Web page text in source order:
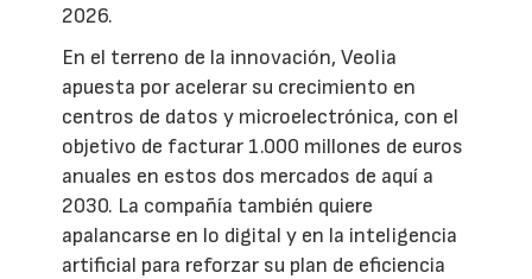
2026.
En el terreno de la innovación, Veolia
apuesta por acelerar su crecimiento en
centros de datos y microelectrónica, con el
objetivo de facturar 1.000 millones de euros
anuales en estos dos mercados de aquí a
2030. La compañía también quiere
apalancarse en lo digital y en la inteligencia
artificial para reforzar su plan de eficiencia